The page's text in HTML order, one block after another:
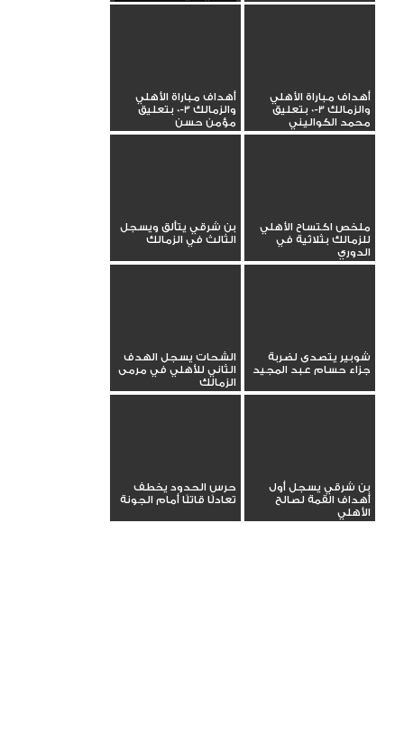
أهداف مباراة الأهلي
والزمالك 3-0 بتعليق
محمد الكواليني
أهداف مباراة الأهلي
والزمالك 3-0 بتعليق
مؤمن حسن
ملخص اكتساح الأهلي
للزمالك بثلاثية في
الدوري
بن شرقي يتألق ويسجل
الثالث في الزمالك
شوبير يتصدى لضربة
جزاء حسام عبد المجيد
الشحات يسجل الهدف
الثاني للأهلي في مرمى
الزمالك
بن شرقي يسجل أول
أهداف القمة لصالح
الأهلي
حرس الحدود يخطف
تعادلًا قاتلًا أمام الجونة